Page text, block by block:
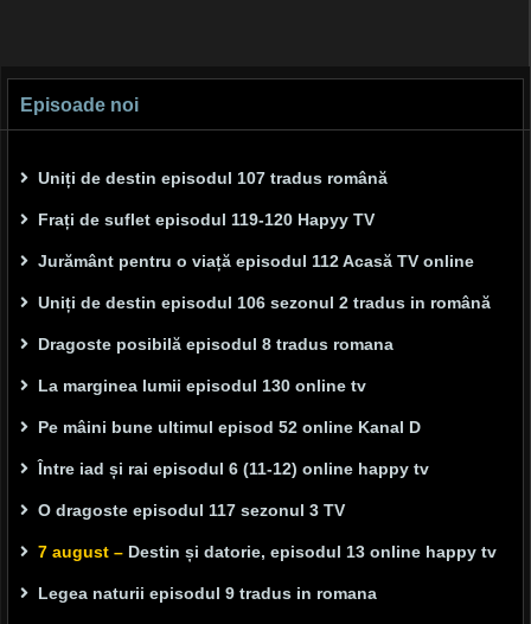
Episoade noi
Uniți de destin episodul 107 tradus română
Frați de suflet episodul 119-120 Hapyy TV
Jurământ pentru o viață episodul 112 Acasă TV online
Uniți de destin episodul 106 sezonul 2 tradus in română
Dragoste posibilă episodul 8 tradus romana
La marginea lumii episodul 130 online tv
Pe mâini bune ultimul episod 52 online Kanal D
Între iad și rai episodul 6 (11-12) online happy tv
O dragoste episodul 117 sezonul 3 TV
7 august – Destin și datorie, episodul 13 online happy tv
Legea naturii episodul 9 tradus in romana